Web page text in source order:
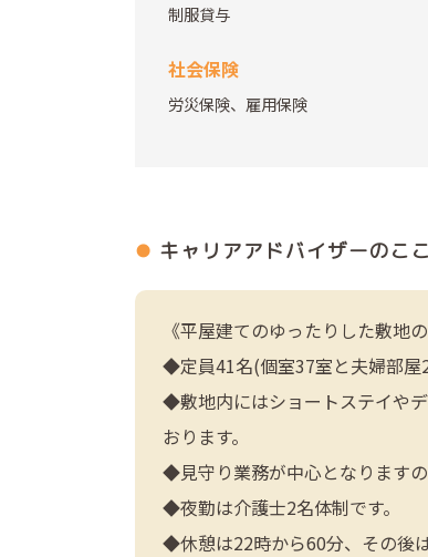
制服貸与
社会保険
労災保険、雇用保険
キャリアアドバイザーのこ
《平屋建てのゆったりした敷地
◆定員41名(個室37室と夫婦部屋
◆敷地内にはショートステイや
おります。
◆見守り業務が中心となりますの
◆夜勤は介護士2名体制です。
◆休憩は22時から60分、その後